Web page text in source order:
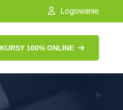
Logowanie
KURSY 100% ONLINE